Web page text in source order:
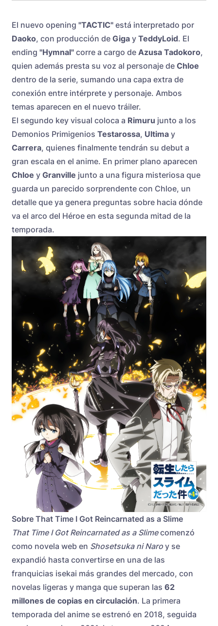
El nuevo opening "TACTIC" está interpretado por
Daoko, con producción de Giga y TeddyLoid. El
ending "Hymnal" corre a cargo de Azusa Tadokoro,
quien además presta su voz al personaje de Chloe
dentro de la serie, sumando una capa extra de
conexión entre intérprete y personaje. Ambos
temas aparecen en el nuevo tráiler.
El segundo key visual coloca a Rimuru junto a los
Demonios Primigenios Testarossa, Ultima y
Carrera, quienes finalmente tendrán su debut a
gran escala en el anime. En primer plano aparecen
Chloe y Granville junto a una figura misteriosa que
guarda un parecido sorprendente con Chloe, un
detalle que ya genera preguntas sobre hacia dónde
va el arco del Héroe en esta segunda mitad de la
temporada.
Sobre That Time I Got Reincarnated as a Slime
That Time I Got Reincarnated as a Slimecomenzó
como novela web en Shosetsuka ni Naro y se
expandió hasta convertirse en una de las
franquicias isekai más grandes del mercado, con
novelas ligeras y manga que superan las 62
millones de copias en circulación. La primera
temporada del anime se estrenó en 2018, seguida